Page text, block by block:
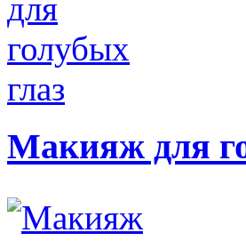
Макияж для